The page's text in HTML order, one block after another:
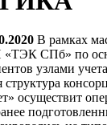
В рамках
СПб» по
узлами
структура
осуществит